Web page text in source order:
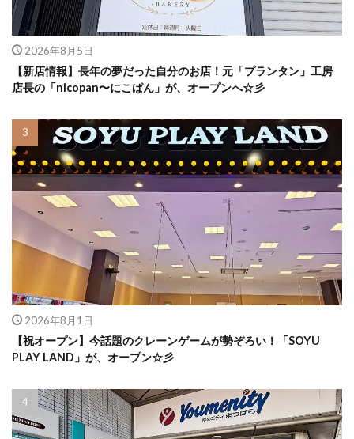
2026年8月5日
【新店情報】長年の夢だった自分のお店！元「プランタン」工房
店長の「nicopan〜にこぱん」が、オープンへ☆彡
2026年8月1日
【祝オープン】今話題のクレーンゲームが勢ぞろい！「SOYU
PLAY LAND」が、オープン☆彡